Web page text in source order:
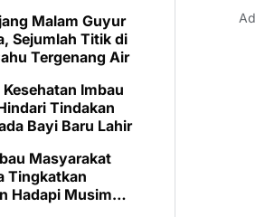
Malam Guyur
Sejumlah Titik di
Tergenang Air
Imbau
Tindakan
Bayi Baru Lahir
Masyarakat
Tingkatkan
Hadapi Musim
Ad